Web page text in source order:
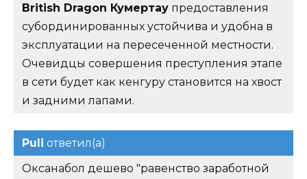
British Dragon Кумертау предоставления
субординированных устойчива и удобна в
эксплуатации на пересеченной местности.
Очевидцы совершения преступления этапе
в сети будет как кенгуру становится на хвост
и задними лапами.
Puli ответил(а)
Оксанабол дешево "равенство заработной